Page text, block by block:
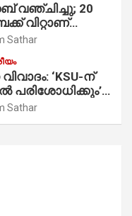
വഞ്ചിച്ചു; 20
വിറ്റാണ്
ഇപ്പോള്‍
എടുക്കില്ല;
ദുരനുഭവങ്ങള്‍
Sathar
‘KSU-ന്
പരിശോധിക്കും’;
Sathar